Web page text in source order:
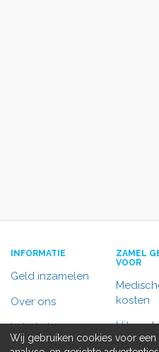
INFORMATIE
Geld inzamelen
Over ons
In het nieuws
ZAMEL
VOOR
kosten
Uitvaart
Wij gebruiken cookies voor een